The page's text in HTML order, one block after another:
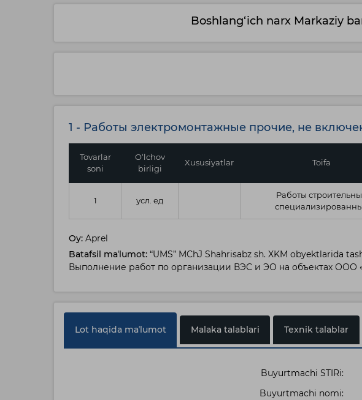
Boshlang‘ich narx Markaziy
1 - Работы электромонтажные прочие, не
Tovarlar
soni
O‘lchov
birligi
Xususiyatlar Toifa
1 усл. ед
Работы
Oy: Aprel
Batafsil maʼlumot: “UMS” MChJ Shahrisabz sh. XKM obyektlarida
Выполнение работ по организации ВЭС и ЭО на объектах ООО
Lot haqida maʼlumot Malaka talablari Texnik talablar
Buyurtmachi STIRi:
Buyurtmachi nomi: